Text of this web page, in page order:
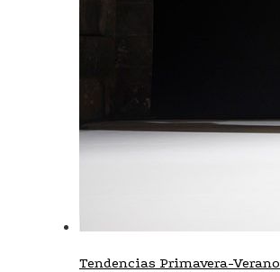
Tendencias Primavera-Verano